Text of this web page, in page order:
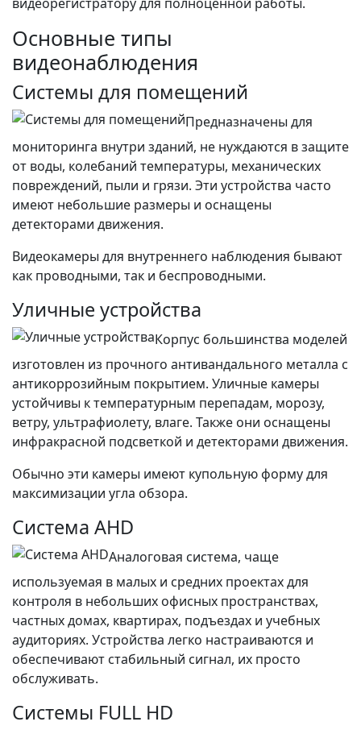
Основные типы
видеонаблюдения
Системы для помещений
Предназначены для
мониторинга внутри зданий, не нуждаются в защите
от воды, колебаний температуры, механических
повреждений, пыли и грязи. Эти устройства часто
имеют небольшие размеры и оснащены
детекторами движения.
Видеокамеры для внутреннего наблюдения бывают
как проводными, так и беспроводными.
Уличные устройства
Корпус большинства моделей
изготовлен из прочного антивандального металла с
антикоррозийным покрытием. Уличные камеры
устойчивы к температурным перепадам, морозу,
ветру, ультрафиолету, влаге. Также они оснащены
инфракрасной подсветкой и детекторами движения.
Обычно эти камеры имеют купольную форму для
максимизации угла обзора.
Система AHD
Аналоговая система, чаще
используемая в малых и средних проектах для
контроля в небольших офисных пространствах,
частных домах, квартирах, подъездах и учебных
аудиториях. Устройства легко настраиваются и
обеспечивают стабильный сигнал, их просто
обслуживать.
Системы FULL HD